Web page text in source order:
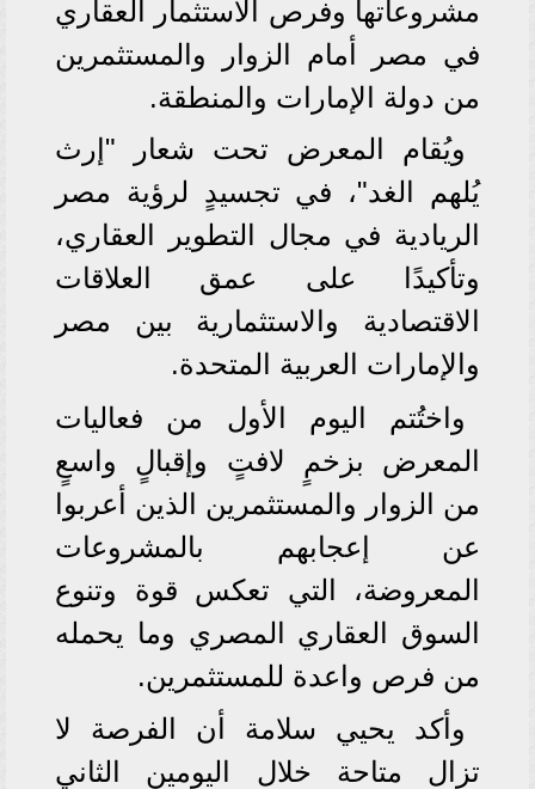
مشروعاتها وفرص الاستثمار العقاري
في مصر أمام الزوار والمستثمرين
من دولة الإمارات والمنطقة.
ويُقام المعرض تحت شعار "إرث
يُلهم الغد"، في تجسيدٍ لرؤية مصر
الريادية في مجال التطوير العقاري،
وتأكيدًا على عمق العلاقات
الاقتصادية والاستثمارية بين مصر
والإمارات العربية المتحدة.
واختُتم اليوم الأول من فعاليات
المعرض بزخمٍ لافتٍ وإقبالٍ واسعٍ
من الزوار والمستثمرين الذين أعربوا
عن إعجابهم بالمشروعات
المعروضة، التي تعكس قوة وتنوع
السوق العقاري المصري وما يحمله
من فرص واعدة للمستثمرين.
وأكد يحيي سلامة أن الفرصة لا
تزال متاحة خلال اليومين الثاني